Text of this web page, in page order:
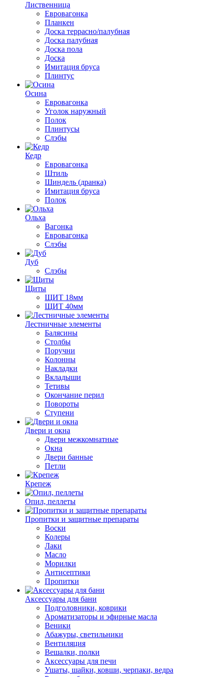
Лиственница
Евровагонка
Планкен
Доска террасно/палубная
Доска палубная
Доска пола
Доска
Имитация бруса
Плинтус
Осина
Евровагонка
Уголок наружный
Полок
Плинтусы
Слэбы
Кедр
Евровагонка
Штиль
Шиндель (дранка)
Имитация бруса
Полок
Ольха
Вагонка
Евровагонка
Слэбы
Дуб
Слэбы
Щиты
ЩИТ 18мм
ЩИТ 40мм
Лестничные элементы
Балясины
Столбы
Поручни
Колонны
Накладки
Вкладыши
Тетивы
Окончание перил
Повороты
Ступени
Двери и окна
Двери межкомнатные
Окна
Двери банные
Петли
Крепеж
Опил, пеллеты
Пропитки и защитные препараты
Воски
Колеры
Лаки
Масло
Морилки
Антисептики
Пропитки
Аксессуары для бани
Подголовники, коврики
Ароматизаторы и эфирные масла
Веники
Абажуры, светильники
Вентиляция
Вешалки, полки
Аксессуары для печи
Ушаты, шайки, ковши, черпаки, ведра